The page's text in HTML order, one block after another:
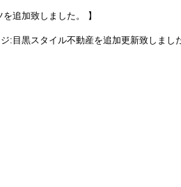
を追加致しました。 】
:目黒スタイル不動産を追加更新致しまし